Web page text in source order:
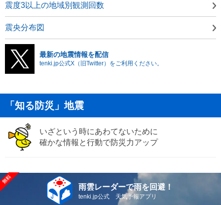
震度3以上の地域別観測回数
震央分布図
最新の地震情報を配信
tenki.jp公式X（旧Twitter）をご利用ください。
「知る防災」地震
いざという時にあわてないために
確かな情報と行動で防災力アップ
雨雲レーダーで雨を回避！
tenki.jp公式 天気予報アプリ